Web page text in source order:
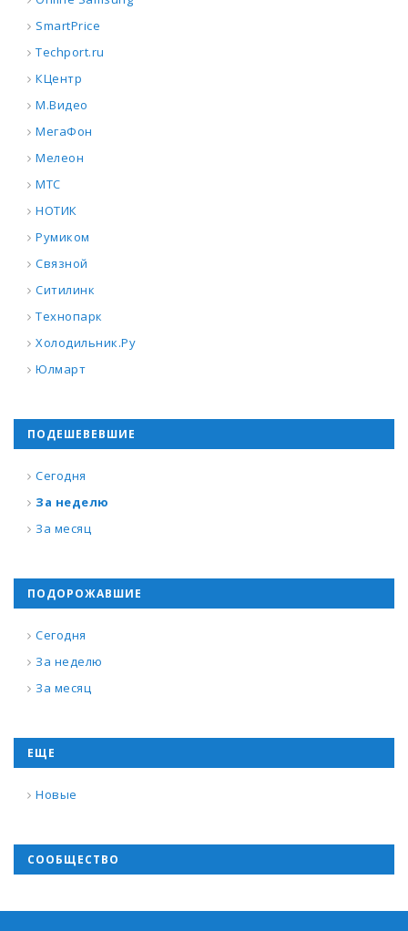
SmartPrice
Techport.ru
КЦентр
М.Видео
МегаФон
Мелеон
МТС
НОТИК
Румиком
Связной
Ситилинк
Технопарк
Холодильник.Ру
Юлмарт
ПОДЕШЕВЕВШИЕ
Сегодня
За неделю
За месяц
ПОДОРОЖАВШИЕ
Сегодня
За неделю
За месяц
ЕЩЕ
Новые
СООБЩЕСТВО